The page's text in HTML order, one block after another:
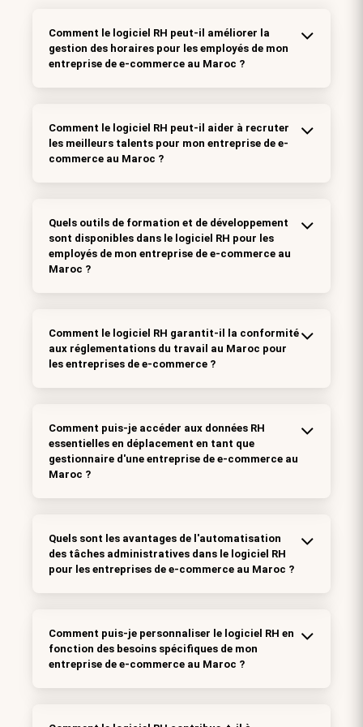
Comment le logiciel RH peut-il améliorer la
gestion des horaires pour les employés de mon
entreprise de e-commerce au Maroc ?
Comment le logiciel RH peut-il aider à recruter
les meilleurs talents pour mon entreprise de e-
commerce au Maroc ?
Quels outils de formation et de développement
sont disponibles dans le logiciel RH pour les
employés de mon entreprise de e-commerce au
Maroc ?
Comment le logiciel RH garantit-il la conformité
aux réglementations du travail au Maroc pour
les entreprises de e-commerce ?
Comment puis-je accéder aux données RH
essentielles en déplacement en tant que
gestionnaire d'une entreprise de e-commerce au
Maroc ?
Quels sont les avantages de l'automatisation
des tâches administratives dans le logiciel RH
pour les entreprises de e-commerce au Maroc ?
Comment puis-je personnaliser le logiciel RH en
fonction des besoins spécifiques de mon
entreprise de e-commerce au Maroc ?